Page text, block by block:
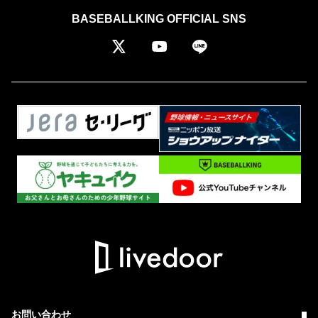
BASEBALLKING OFFICIAL SNS
お問い合わせ